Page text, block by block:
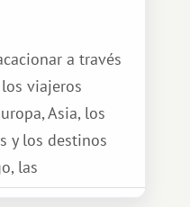
a través
viajeros
Asia, los
y los destinos
las
el sistema